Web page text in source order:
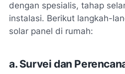
dengan spesialis, tahap
instalasi. Berikut langkah-
solar panel di rumah:
a. Survei dan